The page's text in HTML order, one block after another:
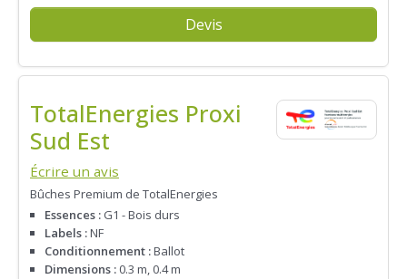
Devis
TotalEnergies Proxi
Sud Est
Écrire un avis
Bûches Premium de TotalEnergies
Essences : G1 - Bois durs
Labels :NF
Conditionnement :Ballot
Dimensions : 0.3 m, 0.4 m